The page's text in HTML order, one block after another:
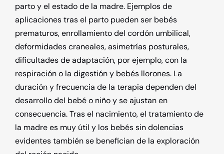
parto y el estado de la madre. Ejemplos de
aplicaciones tras el parto pueden ser bebés
prematuros, enrollamiento del cordón umbilical,
deformidades craneales, asimetrías posturales,
dificultades de adaptación, por ejemplo, con la
respiración o la digestión y bebés llorones. La
duración y frecuencia de la terapia dependen del
desarrollo del bebé o niño y se ajustan en
consecuencia. Tras el nacimiento, el tratamiento de
la madre es muy útil y los bebés sin dolencias
evidentes también se benefician de la exploración